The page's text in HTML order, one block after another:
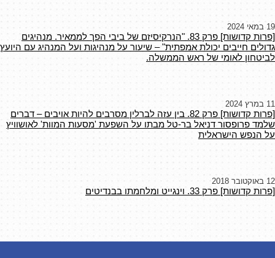
19 במאי 2024
[פרות קדושות] פרק 83. ‫"הנרקיסיזם של ביבי הפך לממאיר. מנהיגים
גדולים חייבים יכולת אמפתית" – שיעור על מנהיגות ועל המנהיג עם היועץ
לביטחון לאומי של ראש הממשלה.
11 במרץ 2024
[פרות קדושות] פרק 82. בין עזה לברלין מסרבים להיות אויבים – דברים
שלמד פרופסור דניאל בר-טל מבתו על השפעת 'מסעות המוות' לאושוויץ
על הנפש הישראלית
12 באוקטובר 2018
[פרות קדושות] פרק 33. וינגייט ומלחמתו בבנדיטים